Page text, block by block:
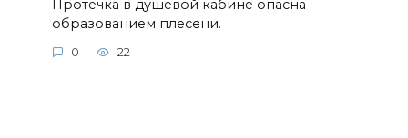
Протечка в душевой кабине опасна
образованием плесени.
0 22